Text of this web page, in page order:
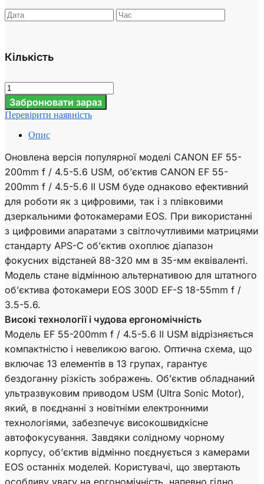
Кількість
Забронювати зараз
Перевірити наявність
Опис
Оновлена ​​версія популярної моделі CANON EF 55-
200mm f / 4.5-5.6 USM, об’єктив CANON EF 55-
200mm f / 4.5-5.6 II USM буде однаково ефективний
для роботи як з цифровими, так і з плівковими
дзеркальними фотокамерами EOS. При використанні
з цифровими апаратами з світлочутливими матрицями
стандарту APS-C об’єктив охоплює діапазон
фокусних відстаней 88-320 мм в 35-мм еквіваленті.
Модель стане відмінною альтернативою для штатного
об’єктива фотокамери EOS 300D EF-S 18-55mm f /
3.5-5.6.
Високі технології і чудова ергономічність
Модель EF 55-200mm f / 4.5-5.6 II USM відрізняється
компактністю і невеликою вагою. Оптична схема, що
включає 13 елементів в 13 групах, гарантує
бездоганну різкість зображень. Об’єктив обладнаний
ультразвуковим приводом USM (Ultra Sonic Motor),
який, в поєднанні з новітніми електронними
технологіями, забезпечує високошвидкісне
автофокусування. Завдяки солідному чорному
корпусу, об’єктив відмінно поєднується з камерами
EOS останніх моделей. Користувачі, що звертають
особливу увагу на ергономічність, напевно гідно